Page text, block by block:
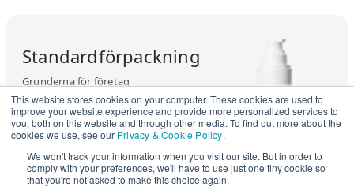
This website stores cookies on your computer. These cookies are used to
improve your website experience and provide more personalized services to
you, both on this website and through other media. To find out more about the
cookies we use, see our Privacy & Cookie Policy.
We won't track your information when you visit our site. But in order to
comply with your preferences, we'll have to use just one tiny cookie so
that you're not asked to make this choice again.
Standardförpackning
Grunderna för företag
Se mer